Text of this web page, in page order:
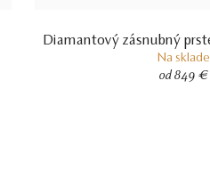
Diamantový zásnubný
Na sklade
od 849 €